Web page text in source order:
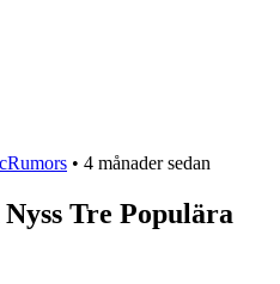
• 4 månader sedan
Tre Populära